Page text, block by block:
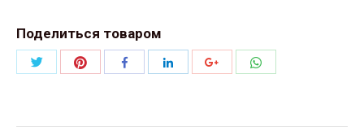
Поделиться товаром
ПоделитьсяПоделитьсяПоделитьсяПоделитьсяПоделиться